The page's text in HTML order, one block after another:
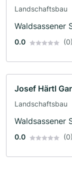
Landschaftsbau
Waldsassener
0.0 (0)
Josef Härtl
Landschaftsbau
Waldsassener
0.0 (0)